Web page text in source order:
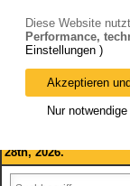
Bitte beachten Sie:
August 2026 haben
28th, 2026.
Diese Website
Performance,
Einstellungen )
Akzeptieren
Nur